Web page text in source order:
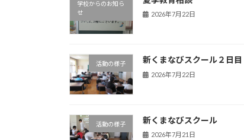
学校からのお知ら
せ
2026年7月22日
活動の様子 新くまなびスクール２日目
2026年7月22日
活動の様子 新くまなびスクール
2026年7月21日